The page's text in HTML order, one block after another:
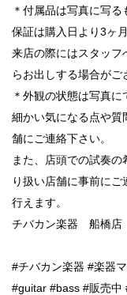
＊付属品は写真に写る
保証は購入日より3ヶ月
来店の際にはスタッフ
らお出しする場合がご
＊外観の状態は写真に
細かい気になる点や質
舗にご連絡下さい。
また、店頭での試奏
り扱い店舗に事前に
行えます。
チバカン楽器 船橋店
#チバカン楽器 #楽器
#guitar #bass #販売中